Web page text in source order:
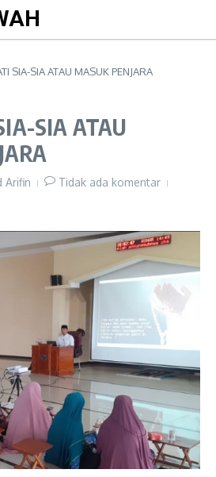
SIA-SIA ATAU MASUK PENJARA
SIA ATAU
Arifin
Tidak ada komentar